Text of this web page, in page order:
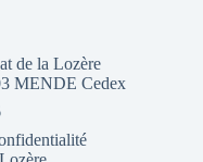
de la Lozère
MENDE Cedex